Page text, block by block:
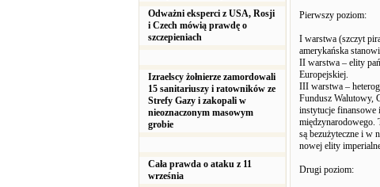
Odważni eksperci z USA, Rosji
i Czech mówią prawdę o
szczepieniach
Izraelscy żołnierze zamordowali
15 sanitariuszy i ratowników ze
Strefy Gazy i zakopali w
nieoznaczonym masowym
grobie
Cała prawda o ataku z 11
września
Pierwszy poziom:
I warstwa (szczyt
amerykańska
II warstwa – elity
Europejskiej.
III warstwa –
Fundusz Walutowy,
instytucje finansowe
międzynarodowego.
są bezużyteczne i w
nowej elity
Drugi poziom: